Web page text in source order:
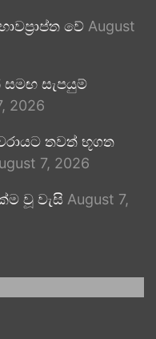
වේ August
සැපයුම්
2026
තවත් භූගත
7, 2026
වූ වැසි August 7,